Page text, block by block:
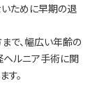
ために早期の退
で、幅広い年齢の
ヘルニア手術に関
す。